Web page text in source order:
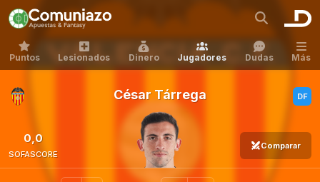
Puntos Lesionados Dinero Jugadores Dudas Más
César Tárrega
Comparar
0,0
SOFASCORE